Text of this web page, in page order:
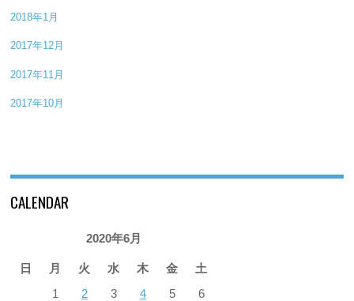
2018年1月
2017年12月
2017年11月
2017年10月
CALENDAR
2020年6月
日 月 火 水 木 金
土
1
2 3 4 5 6